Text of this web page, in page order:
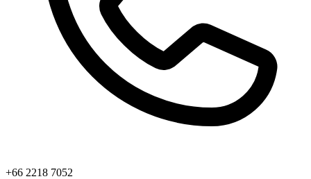
+66 2218 7052